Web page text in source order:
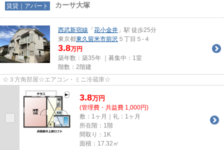
賃貸｜アパート カーサ大塚
西武新宿線 「 花小金井 」駅 徒歩25分
東京都東久留米市前沢 ５丁目５-４
3.8万円
築年数：築35年 ｜募集中： 1室
階数：2階建
☆３方角部屋☆エアコン・ミニ冷蔵庫☆
3.8万円
(管理費・共益費 1,000円)
敷：1ヶ月｜礼：1ヶ月
所在階：1階
間取り：1K
面積：17.32㎡